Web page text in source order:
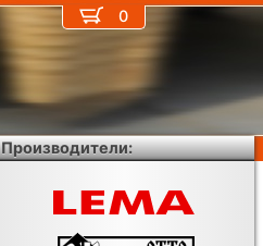
0
Производители: